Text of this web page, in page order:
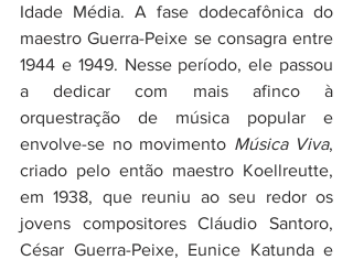
Idade Média. A fase dodecafônica do
maestro Guerra-Peixe se consagra entre
1944 e 1949. Nesse período, ele passou
a dedicar com mais afinco à
orquestração de música popular e
envolve-se no movimento Música Viva,
criado pelo então maestro Koellreutte,
em 1938, que reuniu ao seu redor os
jovens compositores Cláudio Santoro,
César Guerra-Peixe, Eunice Katunda e